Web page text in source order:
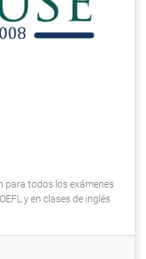
para todos los exámenes
y en clases de inglés